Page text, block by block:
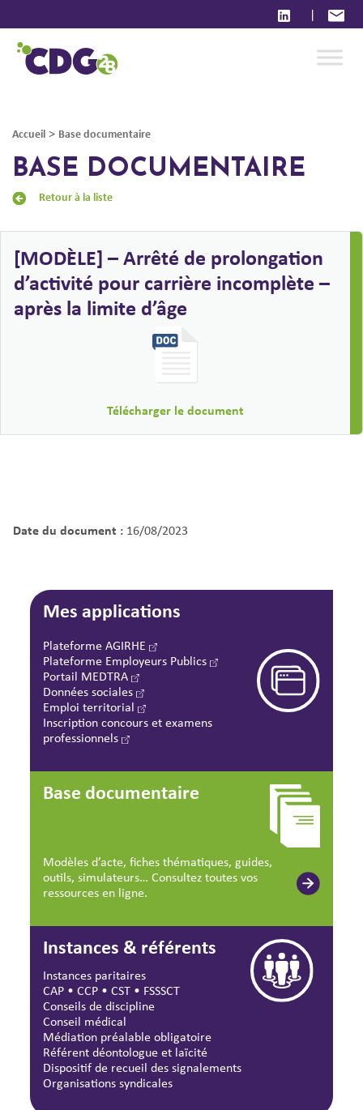
|
Accueil > Base documentaire
BASE DOCUMENTAIRE
Retour à la liste
[MODÈLE] – Arrêté de prolongation
d’activité pour carrière incomplète –
après la limite d’âge
Télécharger le document
Date du document : 16/08/2023
Mes applications
Plateforme AGIRHE
Plateforme Employeurs Publics
Portail MEDTRA
Données sociales
Emploi territorial
Inscription concours et examens
professionnels
Base documentaire
Modèles d’acte, fiches thématiques, guides,
outils, simulateurs… Consultez toutes vos
ressources en ligne.
Instances & référents
Instances paritaires
CAP •CCP •CST • FSSSCT
Conseils de discipline
Conseil médical
Médiation préalable obligatoire
Référent déontologue et laïcité
Dispositif de recueil des signalements
Organisations syndicales